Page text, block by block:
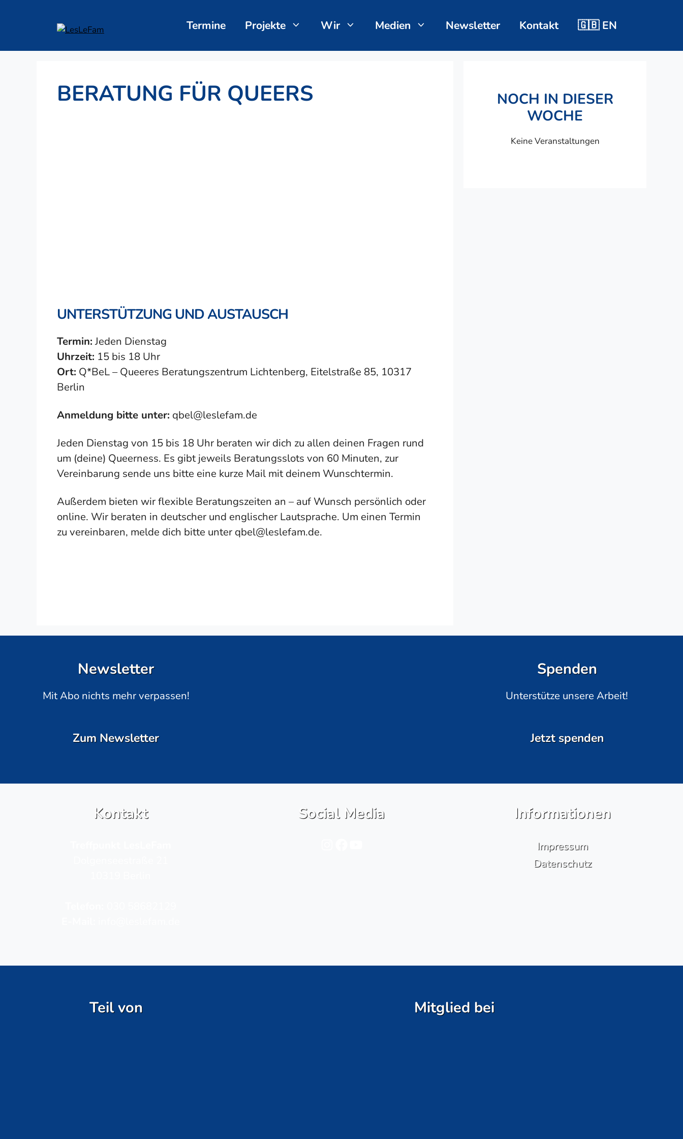
Termine Projekte Wir Medien Newsletter Kontakt 🇬🇧 EN
BERATUNG FÜR QUEERS
UNTERSTÜTZUNG UND AUSTAUSCH
Termin:Jeden Dienstag
Uhrzeit: 15 bis 18 Uhr
Ort: Q*BeL – Queeres Beratungszentrum Lichtenberg, Eitelstraße 85, 10317
Berlin
Anmeldung bitte unter: qbel@leslefam.de
Jeden Dienstag von 15 bis 18 Uhr beraten wir dich zu allen deinen Fragen rund
um (deine) Queerness. Es gibt jeweils Beratungsslots von 60 Minuten, zur
Vereinbarung sende uns bitte eine kurze Mail mit deinem Wunschtermin.
Außerdem bieten wir flexible Beratungszeiten an – auf Wunsch persönlich oder
online. Wir beraten in deutscher und englischer Lautsprache. Um einen Termin
zu vereinbaren, melde dich bitte unter qbel@leslefam.de.
NOCH IN DIESER
WOCHE
Keine Veranstaltungen
Newsletter
Mit Abo nichts mehr verpassen!
Zum Newsletter
Spenden
Unterstütze unsere Arbeit!
Jetzt spenden
Kontakt
Social Media
Informationen
Impressum
Datenschutz
Teil von Mitglied bei